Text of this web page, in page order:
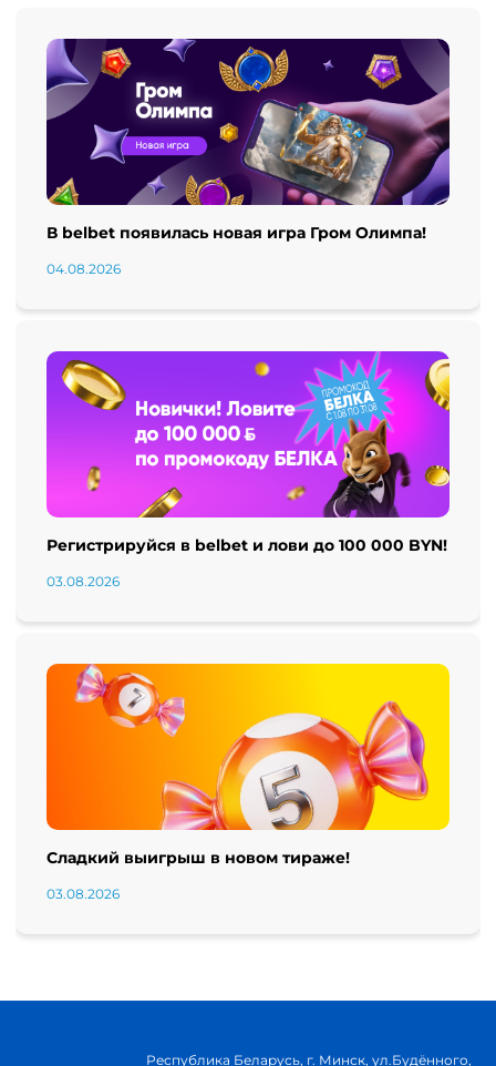
В belbet появилась новая игра Гром Олимпа!
04.08.2026
Регистрируйся в belbet и лови до 100 000 BYN!
03.08.2026
Сладкий выигрыш в новом тираже!
03.08.2026
Республика Беларусь, г. Минск, ул.Будённого,